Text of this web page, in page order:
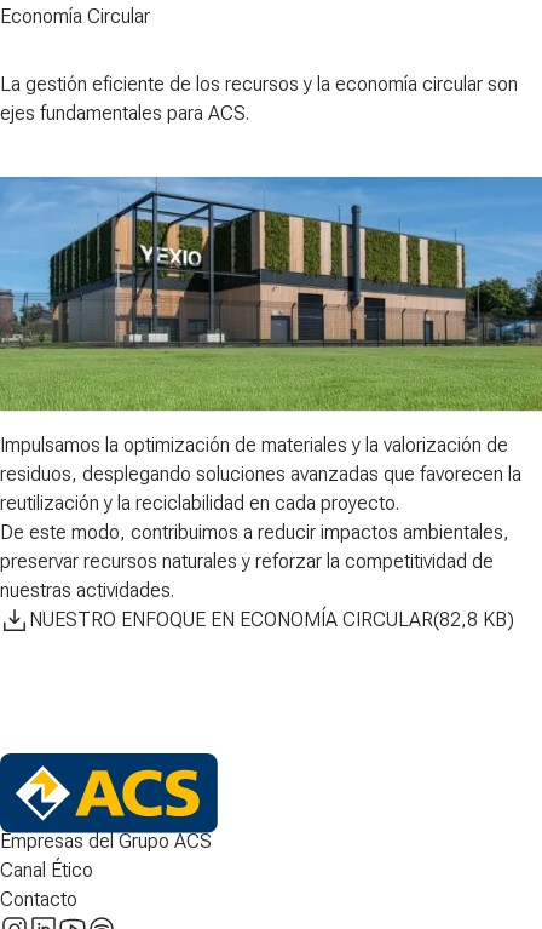
Economía Circular
La gestión eficiente de los recursos y la economía circular son
ejes fundamentales para ACS.
Impulsamos la optimización de materiales y la valorización de
residuos, desplegando soluciones avanzadas que favorecen la
reutilización y la reciclabilidad​ en cada proyecto.
De este modo, contribuimos a reducir impactos ambientales,
preservar recursos naturales y reforzar la competitividad de
nuestras actividades.
NUESTRO ENFOQUE EN ECONOMÍA CIRCULAR(82,8 KB)
Empresas del Grupo ACS
Canal Ético
Contacto